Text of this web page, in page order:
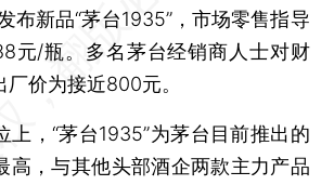
布新品“茅台1935”，市场零售指导
元/瓶。多名茅台经销商人士对财
价为接近800元。
，“茅台1935”为茅台目前推出的
高，与其他头部酒企两款主力产品